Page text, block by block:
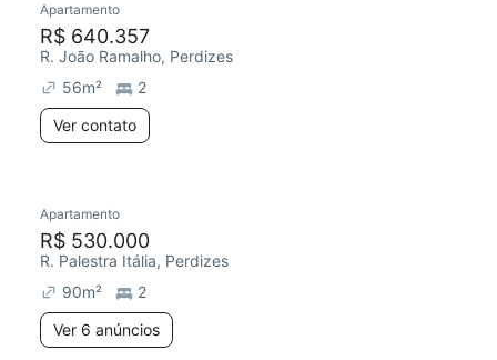
Redecorar
Apartamento
R$ 640.357
R. João Ramalho, Perdizes
56m²
2
Ver contato
Redecorar
Apartamento
R$ 530.000
R. Palestra Itália, Perdizes
90m²
2
Ver 6 anúncios